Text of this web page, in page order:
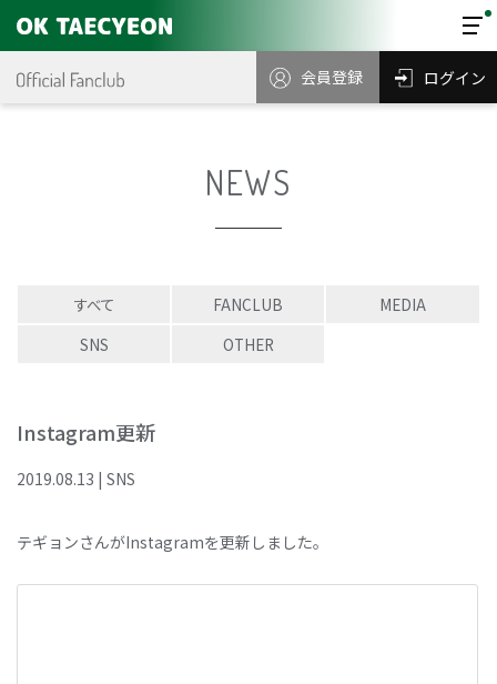
会員登録 ログイン
NEWS
すべて FANCLUB
MEDIA
SNS
OTHER
Instagram更新
2019.08.13 | SNS
テギョンさんがInstagramを更新しました。